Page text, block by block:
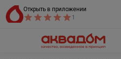
Открыть в приложении
1